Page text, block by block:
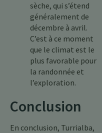
sèche, qui s’étend
généralement de
décembre à avril.
C’est à ce moment
que le climat est le
plus favorable pour
la randonnée et
l’exploration.
Conclusion
En conclusion, Turrialba,